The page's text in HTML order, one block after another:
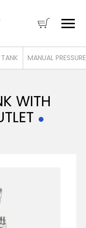
TANK MANUAL
WITH